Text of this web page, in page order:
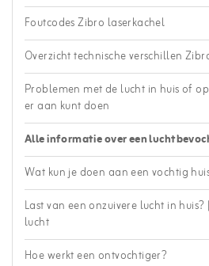
Foutcodes Zibro laserkachel
Overzicht technische verschillen
Problemen met de lucht in huis of
er aan kunt doen
Alle informatie over een
Wat kun je doen aan een vochtig
Last van een onzuivere lucht in
lucht
Hoe werkt een ontvochtiger?